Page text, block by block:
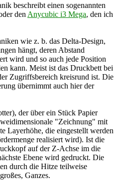
beschreibt einen sogenannten
den Anycubic i3 Mega, den ich
wie z. b. das Delta-Design,
hängt, deren Abstand
wird und so auch jede Position
kann. Meist ist das Druckbett bei
Zugriffsbereich kreisrund ist. Die
übernimmt auch hier der
der über ein Stück Papier
"Zeichnung" mit
Layerhöhe, die eingestellt werden
realisiert wird). Ist die
auf der Z-Achse im die
Ebene wird gedruckt. Die
durch die Hitze teilweise
Ganzes.